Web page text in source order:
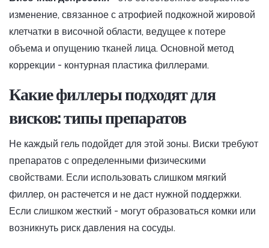
изменение, связанное с атрофией подкожной жировой
клетчатки в височной области, ведущее к потере
объема и опущению тканей лица. Основной метод
коррекции - контурная пластика филлерами.
Какие филлеры подходят для
висков: типы препаратов
Не каждый гель подойдет для этой зоны. Виски требуют
препаратов с определенными физическими
свойствами. Если использовать слишком мягкий
филлер, он растечется и не даст нужной поддержки.
Если слишком жесткий - могут образоваться комки или
возникнуть риск давления на сосуды.